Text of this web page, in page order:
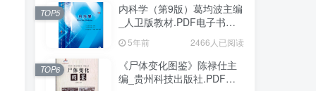
内科学（第9版）葛均波主编
_人卫版教材.PDF电子书下
5年前 2466人已阅读
TOP5
《尸体变化图鉴》陈禄仕主
编_贵州科技出版社.PDF电
TOP6